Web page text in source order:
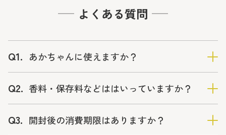
よくある質問
Q1. あかちゃんに使えますか？
Q2. 香料・保存料などははいっていますか？
Q3. 開封後の消費期限はありますか？